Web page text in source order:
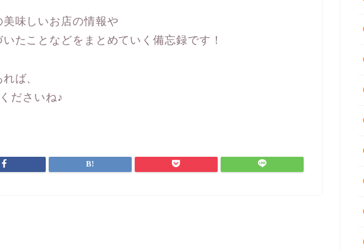
味しいお店の情報や
たことなどをまとめていく備忘録です！
ば、
ださいね♪